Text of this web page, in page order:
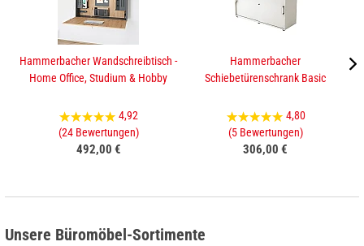
Hammerbacher Wandschreibtisch -
Home Office, Studium & Hobby
4,92
(24 Bewertungen)
492,00 €
Hammerbacher
Schiebetürenschrank Basic
4,80
(5 Bewertungen)
306,00 €
Unsere Büromöbel-Sortimente